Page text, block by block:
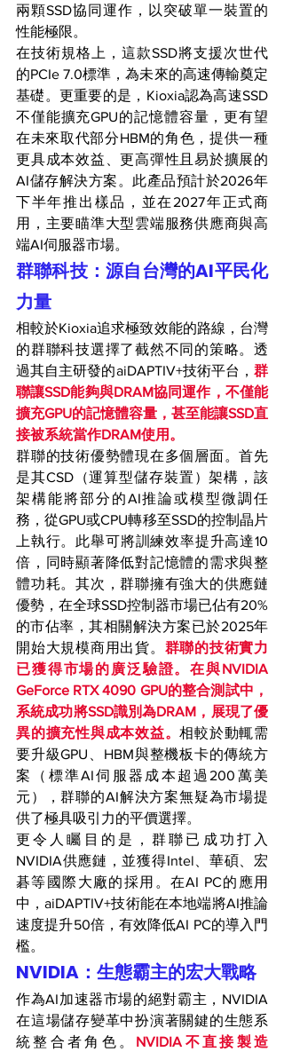
兩顆SSD協同運作，以突破單一裝置的
性能極限。
在技術規格上，這款SSD將支援次世代
的PCIe 7.0標準，為未來的高速傳輸奠定
基礎。更重要的是，Kioxia認為高速SSD
不僅能擴充GPU的記憶體容量，更有望
在未來取代部分HBM的角色，提供一種
更具成本效益、更高彈性且易於擴展的
AI儲存解決方案。此產品預計於2026年
下半年推出樣品，並在2027年正式商
用，主要瞄準大型雲端服務供應商與高
端AI伺服器市場。
群聯科技：源自台灣的AI平民化
力量
相較於Kioxia追求極致效能的路線，台灣
的群聯科技選擇了截然不同的策略。透
過其自主研發的aiDAPTIV+技術平台， 群
聯讓SSD能夠與DRAM協同運作，不僅能
擴充GPU的記憶體容量，甚至能讓SSD直
接被系統當作DRAM使用。
群聯的技術優勢體現在多個層面。首先
是其CSD（運算型儲存裝置）架構，該
架構能將部分的AI推論或模型微調任
務，從GPU或CPU轉移至SSD的控制晶片
上執行。此舉可將訓練效率提升高達10
倍，同時顯著降低對記憶體的需求與整
體功耗。其次，群聯擁有強大的供應鏈
優勢，在全球SSD控制器市場已佔有20%
的市佔率，其相關解決方案已於2025年
開始大規模商用出貨。 群聯的技術實力
已獲得市場的廣泛驗證。在與NVIDIA
GeForce RTX 4090 GPU的整合測試中，
系統成功將SSD識別為DRAM，展現了優
異的擴充性與成本效益。相較於動輒需
要升級GPU、HBM與整機板卡的傳統方
案（標準AI伺服器成本超過200萬美
元），群聯的AI解決方案無疑為市場提
供了極具吸引力的平價選擇。
更令人矚目的是，群聯已成功打入
NVIDIA供應鏈，並獲得Intel、華碩、宏
碁等國際大廠的採用。在AI PC的應用
中，aiDAPTIV+技術能在本地端將AI推論
速度提升50倍，有效降低AI PC的導入門
檻。
NVIDIA：生態霸主的宏大戰略
作為AI加速器市場的絕對霸主，NVIDIA
在這場儲存變革中扮演著關鍵的生態系
統整合者角色。 NVIDIA不直接製造